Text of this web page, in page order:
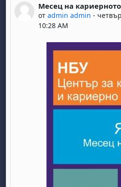
Месец на
от admin admin -
10:28 AM
Number of replies: 0